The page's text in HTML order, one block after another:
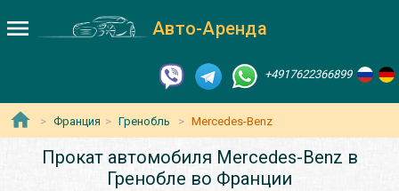
Авто-Аренда
+4917622366899
Франция Гренобль Mercedes-Benz
Прокат автомобиля Mercedes-Benz в
Гренобле во Франции